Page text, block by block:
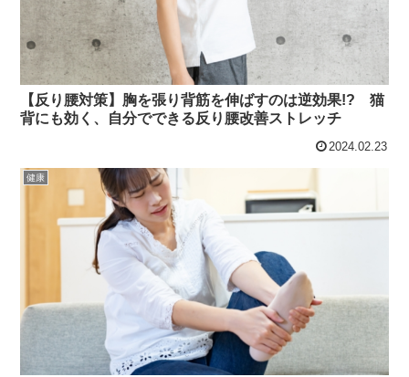
【反り腰対策】胸を張り背筋を伸ばすのは逆効果!? 猫
背にも効く、自分でできる反り腰改善ストレッチ
2024.02.23
健康